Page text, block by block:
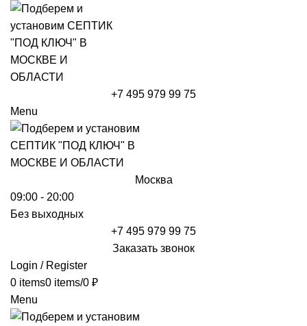
+7 495 979 99 75
Menu
Москва
09:00 - 20:00
Без выходных
+7 495 979 99 75
Заказать звонок
Login / Register
0 items0 items/0 ₽
Menu